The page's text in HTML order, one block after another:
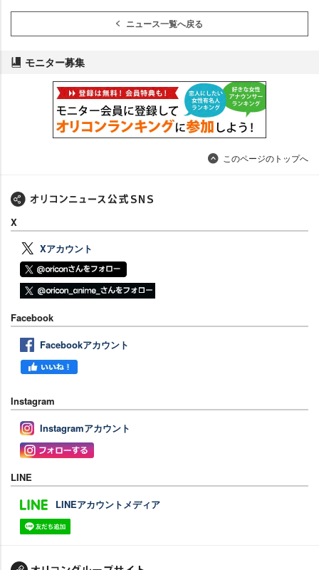
ニュース一覧へ戻る
モニター募集
このページのトップへ
X
Xアカウント
Facebook
Facebookアカウント
Instagram
Instagramアカウント
LINE
LINEアカウントメディア